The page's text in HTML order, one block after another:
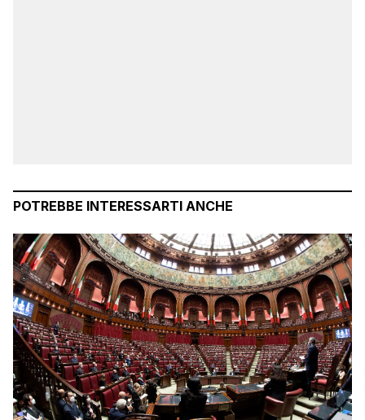
POTREBBE INTERESSARTI ANCHE